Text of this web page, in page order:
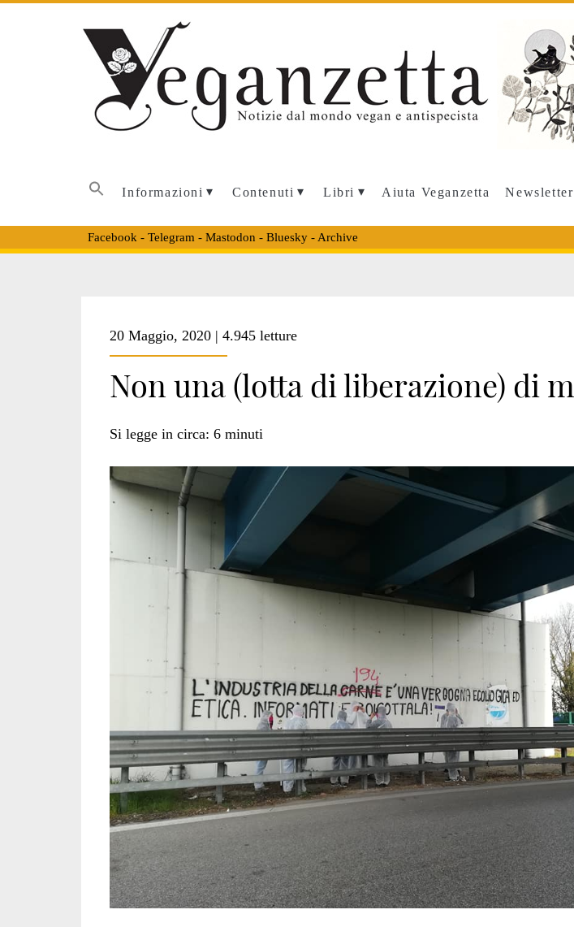
Informazioni Contenuti Libri Aiuta Veganzetta Newsletter
Facebook - Telegram - Mastodon - Bluesky- Archive
<span>animalismo
treviso</span>
20 Maggio, 2020 | 4.945 letture
Non una (lotta di liberazione) di
Si legge in circa: 6 minuti